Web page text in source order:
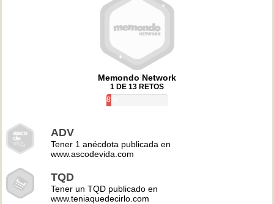
Memondo Network
1 DE 13 RETOS
8%
ADV
Tener 1 anécdota publicada en
www.ascodevida.com
TQD
Tener un TQD publicado en
www.teniaquedecirlo.com